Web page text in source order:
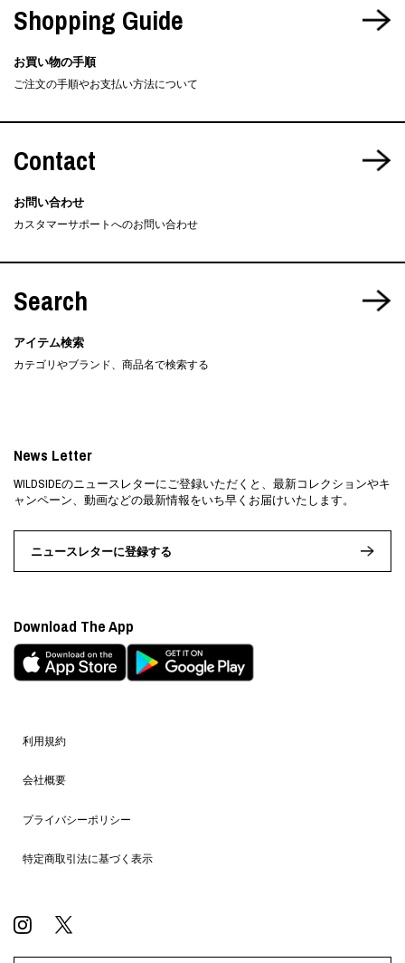
Shopping Guide
お買い物の手順
ご注文の手順やお支払い方法について
Contact
お問い合わせ
カスタマーサポートへのお問い合わせ
Search
アイテム検索
カテゴリやブランド、商品名で検索する
利用規約
会社概要
プライバシーポリシー
特定商取引法に基づく表示
News Letter
WILDSIDEのニュースレターにご登録いただくと、最新コレクションやキ
ャンペーン、動画などの最新情報をいち早くお届けいたします。
ニュースレターに登録する
Download The App